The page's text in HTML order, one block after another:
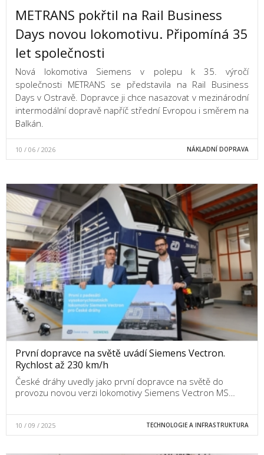
METRANS pokřtil na Rail Business
Days novou lokomotivu. Připomíná 35
let společnosti
Nová lokomotiva Siemens v polepu k 35. výročí
společnosti METRANS se představila na Rail Business
Days v Ostravě. Dopravce ji chce nasazovat v mezinárodní
intermodální dopravě napříč střední Evropou i směrem na
Balkán.
10 / 06 / 2026 NÁKLADNÍ DOPRAVA
První dopravce na světě uvádí Siemens Vectron.
Rychlost až 230 km/h
České dráhy uvedly jako první dopravce na světě do
provozu novou verzi lokomotivy Siemens Vectron MS…
10 / 09 / 2025 TECHNOLOGIE A INFRASTRUKTURA